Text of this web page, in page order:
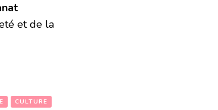
et de la
CULTURE